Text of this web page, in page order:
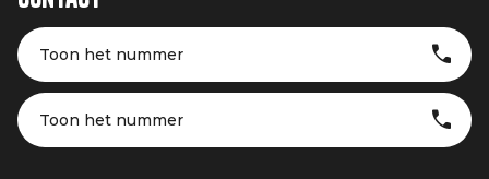
Toon het nummer
Toon het nummer